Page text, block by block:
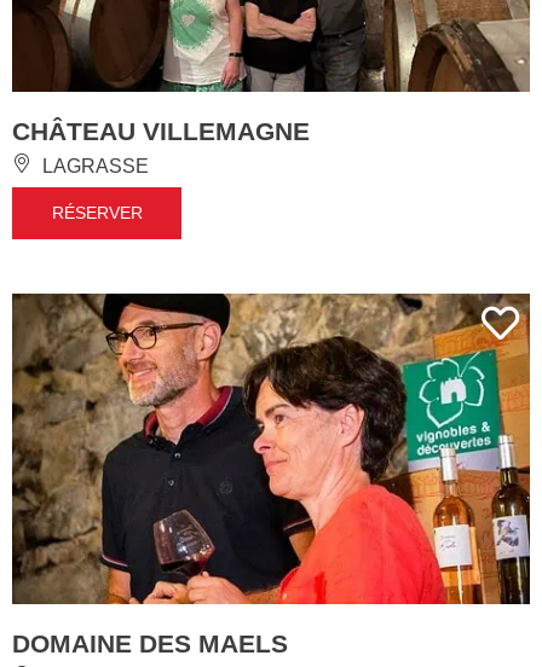
CHÂTEAU VILLEMAGNE
LAGRASSE
RÉSERVER
DOMAINE DES MAELS